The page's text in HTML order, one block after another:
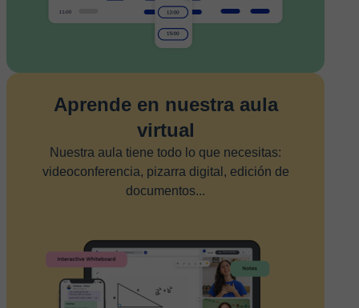
Aprende en nuestra aula
virtual
Nuestra aula tiene todo lo que necesitas:
videoconferencia, pizarra digital, edición de
documentos...